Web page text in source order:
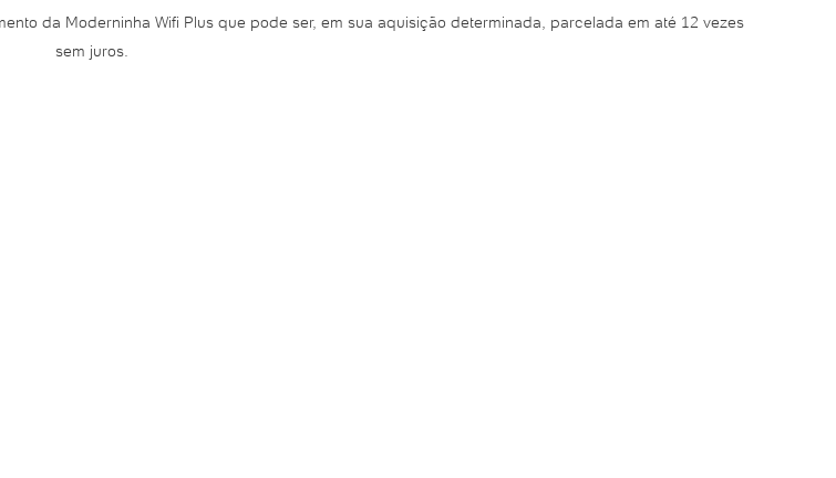
da Moderninha Wifi Plus que pode ser, em sua aquisição determinada, parcelada em até 12 vezes
sem juros.